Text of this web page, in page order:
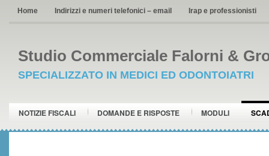
Home Indirizzi e numeri telefonici – email Irap e professionisti
Studio Commerciale Falorni &
SPECIALIZZATO IN MEDICI ED ODONTOIATRI
NOTIZIE FISCALI DOMANDE E RISPOSTE MODULI